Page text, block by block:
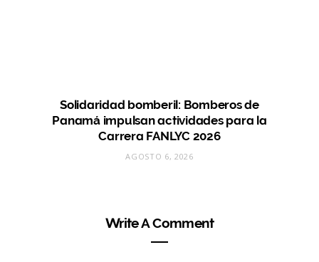
Solidaridad bomberil: Bomberos de
Panamá impulsan actividades para la
Carrera FANLYC 2026
AGOSTO 6, 2026
Write A Comment